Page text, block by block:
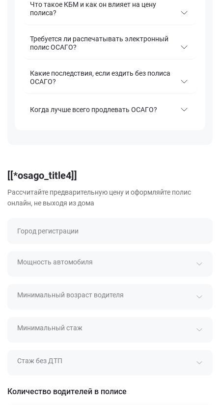
Что такое КБМ и как он влияет на цену
полиса?
Требуется ли распечатывать электронный
полис ОСАГО?
Какие последствия, если ездить без полиса
ОСАГО?
Когда лучше всего продлевать ОСАГО?
[[*osago_title4]]
Рассчитайте предварительную цену и оформляйте полис
онлайн, не выходя из дома
Город регистрации
Мощность автомобиля
Минимальный возраст водителя
Минимальный стаж
Стаж без ДТП
Количество водителей в полисе